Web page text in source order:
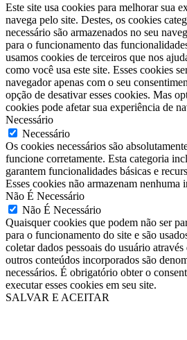
Este site usa cookies para melhorar sua
navega pelo site. Destes, os cookies
necessário são armazenados no seu
para o funcionamento das
usamos cookies de terceiros que nos
como você usa este site. Esses cookies
navegador apenas com o seu
opção de desativar esses cookies. Mas
cookies pode afetar sua experiência de
Necessário
Necessário
Os cookies necessários são
funcione corretamente. Esta categoria
garantem funcionalidades básicas e
Esses cookies não armazenam nenhuma
Não É Necessário
Não É Necessário
Quaisquer cookies que podem não ser
para o funcionamento do site e são
coletar dados pessoais do usuário
outros conteúdos incorporados são
necessários. É obrigatório obter o
executar esses cookies em seu site.
SALVAR E ACEITAR